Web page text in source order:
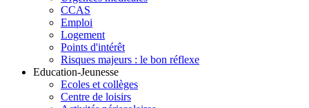
CCAS
Emploi
Logement
Points d'intérêt
Risques majeurs : le bon réflexe
Education-Jeunesse
Ecoles et collèges
Centre de loisirs